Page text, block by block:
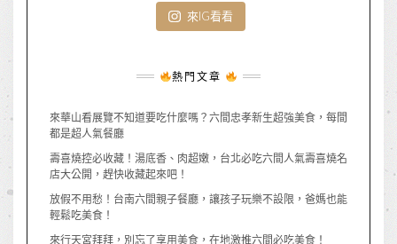
來IG看看
熱門文章
來華山看展覽不知道要吃什麼嗎？六間忠孝新生超強美食，每間
都是超人氣餐廳
壽喜燒控必收藏！湯底香、肉超嫩，台北必吃六間人氣壽喜燒名
店大公開，趕快收藏起來吧！
放假不用愁！台南六間親子餐廳，讓孩子玩樂不設限，爸媽也能
輕鬆吃美食！
來行天宮拜拜，別忘了享用美食，在地激推六間必吃美食！